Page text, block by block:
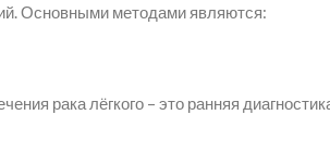
Основными методами являются:
рака лёгкого – это ранняя